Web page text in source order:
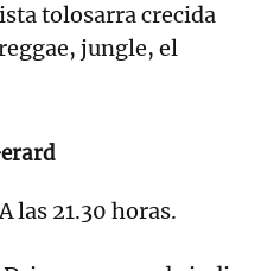
tolosarra crecida
jungle, el
las 21.30 horas.